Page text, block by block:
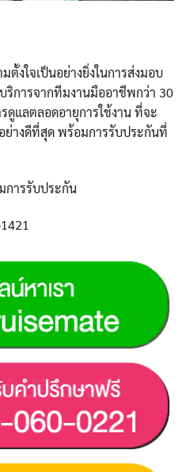
ตั้งใจเป็นอย่างยิ่งในการส่งมอบ
การจากทีมงานมืออาชีพกว่า 30
ดูแลตลอดอายุการใช้งาน ที่จะ
ย่างดีที่สุด พร้อมการรับประกันที่
การรับประกัน